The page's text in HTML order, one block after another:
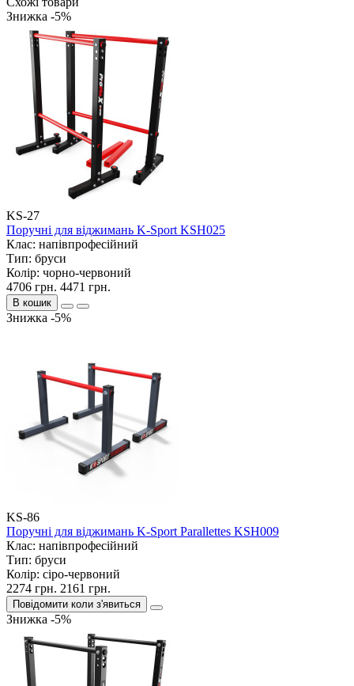
Знижка -5%
KS-27
Поручні для віджимань K-Sport KSH025
Клас: напівпрофесійний
Тип: бруси
Колір: чорно-червоний
4706 грн. 4471 грн.
В кошик
Знижка -5%
KS-86
Поручні для віджимань K-Sport Parallettes KSH009
Клас: напівпрофесійний
Тип: бруси
Колір: сіро-червоний
2274 грн. 2161 грн.
Повідомити коли з'явиться
Знижка -5%